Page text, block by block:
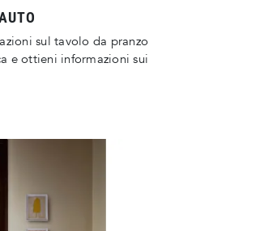
sul tavolo da pranzo
e ottieni informazioni sui